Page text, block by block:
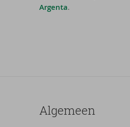
Argenta.
Algemeen